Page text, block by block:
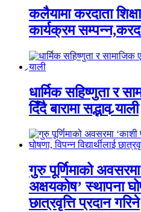
कलैयामा करदाता
कार्यक्रम
धार्मिक सहिष्णुता र
दिँदै बारामा सद्भाव र्‍याली
गुरु पूर्णिमाको
अक्षयकोष’ स्थापना
छात्रवृत्ति प्रदान गरिने